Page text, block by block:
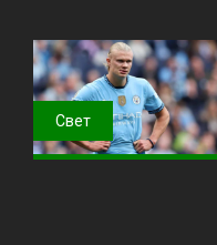
Свет